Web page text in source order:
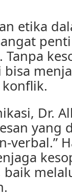
etika
Dr.
yang
verbal.”